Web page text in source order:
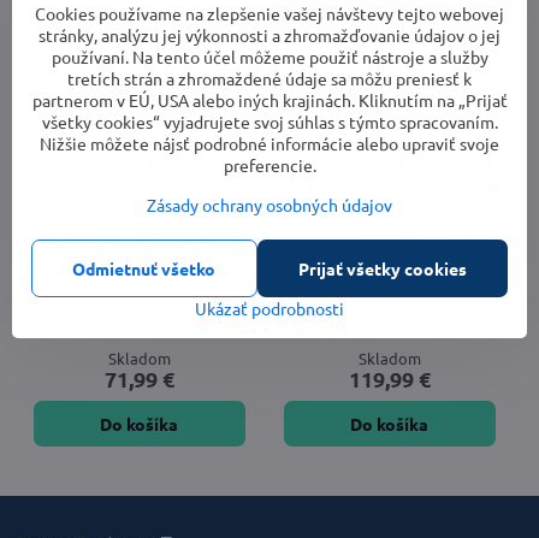
Mlynček na mäso Camry CR
Skladom
71,99 €
Do košíka
Mlynček na mäso
Skladom
119,99 €
Do košíka
Cookies používame na zlepšenie vašej návštevy tejto webovej
stránky, analýzu jej výkonnosti a zhromažďovanie údajov o jej
používaní. Na tento účel môžeme použiť nástroje a služby
tretích strán a zhromaždené údaje sa môžu preniesť k
partnerom v EÚ, USA alebo iných krajinách. Kliknutím na „Prijať
všetky cookies“ vyjadrujete svoj súhlas s týmto spracovaním.
Nižšie môžete nájsť podrobné informácie alebo upraviť svoje
preferencie.
Zásady ochrany osobných údajov
Ukázať podrobnosti
Prijať všetky cookies
Odmietnuť všetko